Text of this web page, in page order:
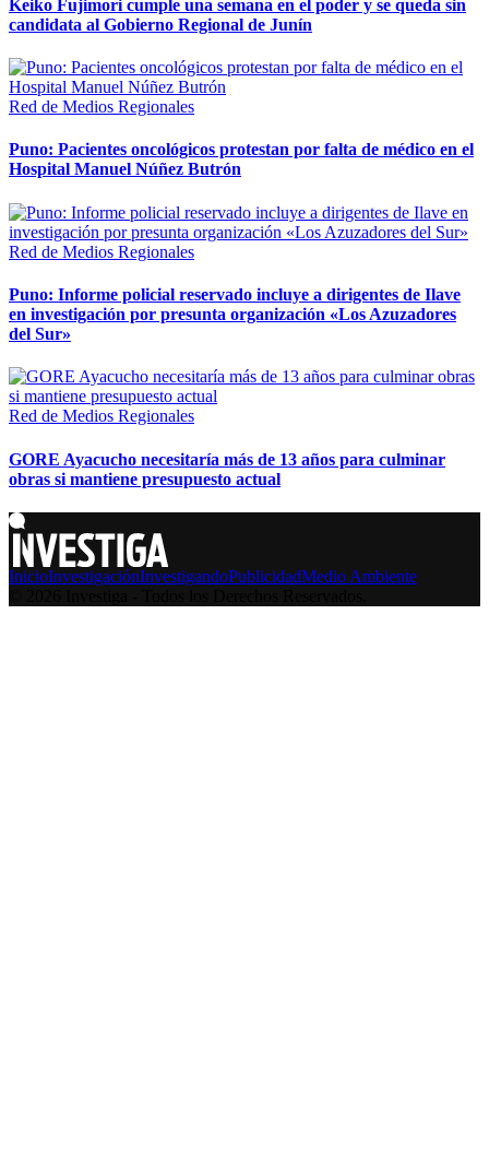
Keiko Fujimori cumple una semana en el poder y se queda sin
candidata al Gobierno Regional de Junín
Red de Medios Regionales
Puno: Pacientes oncológicos protestan por falta de médico en el
Hospital Manuel Núñez Butrón
Red de Medios Regionales
Puno: Informe policial reservado incluye a dirigentes de Ilave
en investigación por presunta organización «Los Azuzadores
del Sur»
Red de Medios Regionales
GORE Ayacucho necesitaría más de 13 años para culminar
obras si mantiene presupuesto actual
InicioInvestigaciónInvestigandoPublicidadMedio Ambiente